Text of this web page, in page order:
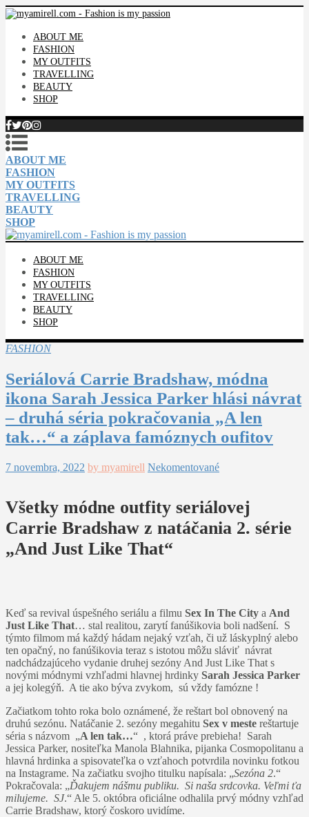
ABOUT ME
FASHION
MY OUTFITS
TRAVELLING
BEAUTY
SHOP
ABOUT ME
FASHION
MY OUTFITS
TRAVELLING
BEAUTY
SHOP
ABOUT ME
FASHION
MY OUTFITS
TRAVELLING
BEAUTY
SHOP
FASHION
Seriálová Carrie Bradshaw, módna
ikona Sarah Jessica Parker hlási návrat
– druhá séria pokračovania „A len
tak…“ a záplava famóznych oufitov
7 novembra, 2022 by myamirell Nekomentované
Všetky módne outfity seriálovej
Carrie Bradshaw z natáčania 2. série
„And Just Like That“
Keď sa revival úspešného seriálu a filmu Sex In The City a And
Just Like That… stal realitou, zarytí fanúšikovia boli nadšení. S
týmto filmom má každý hádam nejaký vzťah, či už láskyplný alebo
ten opačný, no fanúšikovia teraz s istotou môžu sláviť návrat
nadchádzajúceho vydanie druhej sezóny And Just Like That s
novými módnymi vzhľadmi hlavnej hrdinky Sarah Jessica Parker
a jej kolegýň. A tie ako býva zvykom, sú vždy famózne !
Začiatkom tohto roka bolo oznámené, že reštart bol obnovený na
druhú sezónu. Natáčanie 2. sezóny megahitu Sex v meste reštartuje
séria s názvom „A len tak…“ , ktorá práve prebieha! Sarah
Jessica Parker, nositeľka Manola Blahnika, pijanka Cosmopolitanu a
hlavná hrdinka a spisovateľka o vzťahoch potvrdila novinku fotkou
na Instagrame. Na začiatku svojho titulku napísala: „Sezóna 2.“
Pokračovala: „Ďakujem nášmu publiku. Si naša srdcovka. Veľmi ťa
milujeme. SJ.“​​ Ale 5. októbra oficiálne odhalila prvý módny vzhľad
Carrie Bradshaw, ktorý čoskoro uvidíme.